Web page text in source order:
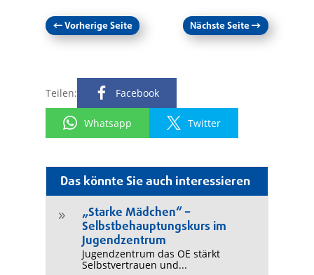
Das könnte Sie auch interessieren
9
„Starke Mädchen“ –
Selbstbehauptungskurs im
Jugendzentrum
Jugendzentrum das OE stärkt
Selbstvertrauen und...
←Vorherige Seite Nächste Seite→
Teilen: Facebook
Whatsapp Twitter